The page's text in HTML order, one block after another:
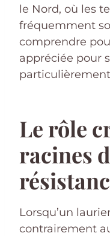
le Nord, où les
fréquemment
comprendre
appréciée pour
Le rôle
racines
Lorsqu’un
contrairement